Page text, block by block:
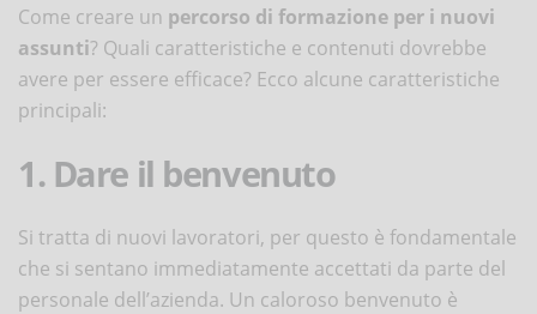
Come creare un percorso di formazione per i nuovi
assunti? Quali caratteristiche e contenuti dovrebbe
avere per essere efficace? Ecco alcune caratteristiche
principali:
1. Dare il benvenuto
Si tratta di nuovi lavoratori, per questo è fondamentale
che si sentano immediatamente accettati da parte del
personale dell’azienda. Un caloroso benvenuto è